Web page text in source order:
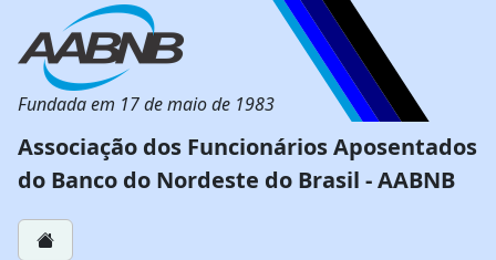
Fundada em 17 de maio de 1983
Associação dos Funcionários Aposentados
do Banco do Nordeste do Brasil - AABNB